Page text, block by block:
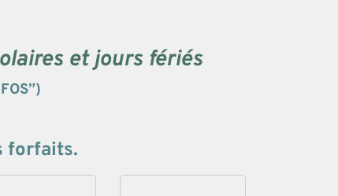
et jours fériés
forfaits.